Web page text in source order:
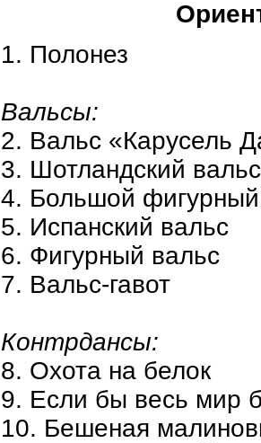
1. Полонез
Вальсы:
2. Вальс «Карусель
3. Шотландский вальс
4. Большой фигурный
5. Испанский вальс
6. Фигурный вальс
7. Вальс-гавот
Контрдансы:
8. Охота на белок
9. Если бы весь мир
10. Бешеная